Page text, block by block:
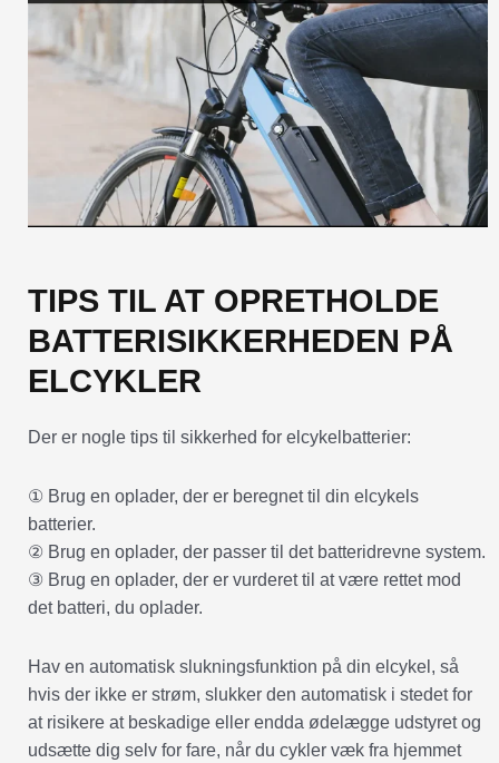
TIPS TIL AT OPRETHOLDE
BATTERISIKKERHEDEN PÅ
ELCYKLER
Der er nogle tips til sikkerhed for elcykelbatterier:
① Brug en oplader, der er beregnet til din elcykels
batterier.
② Brug en oplader, der passer til det batteridrevne system.
③ Brug en oplader, der er vurderet til at være rettet mod
det batteri, du oplader.
Hav en automatisk slukningsfunktion på din elcykel, så
hvis der ikke er strøm, slukker den automatisk i stedet for
at risikere at beskadige eller endda ødelægge udstyret og
udsætte dig selv for fare, når du cykler væk fra hjemmet